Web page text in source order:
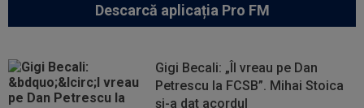
Descarcă aplicația Pro FM
Gigi Becali: „Îl vreau pe Dan
Petrescu la FCSB”. Mihai Stoica
și-a dat acordul